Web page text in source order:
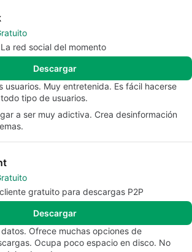
red social del momento
Descargar
usuarios. Muy entretenida. Es fácil hacerse
tipo de usuarios.
a ser muy adictiva. Crea desinformación
gratuito para descargas P2P
Descargar
Ofrece muchas opciones de
Ocupa poco espacio en disco. No